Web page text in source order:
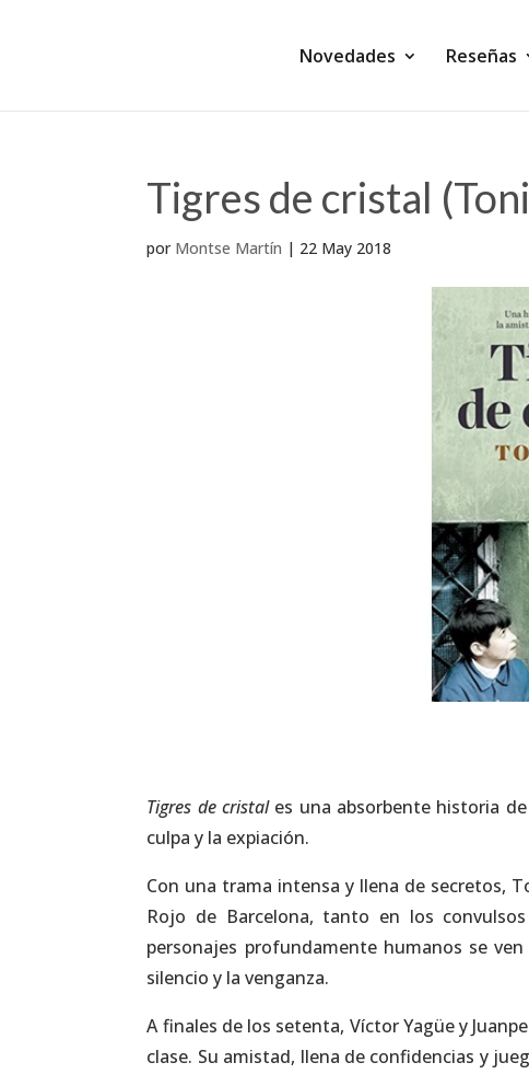
Novedades Reseñas
Tigres de cristal
por Montse Martín | 22 May 2018
Tigres de cristales una absorbente historia
culpa y la expiación.
Con una trama intensa y llena de secretos,
Rojo de Barcelona, tanto en los
personajes profundamente humanos se
silencio y la venganza.
A finales de los setenta, Víctor Yagüe y
clase. Su amistad, llena de confidencias y